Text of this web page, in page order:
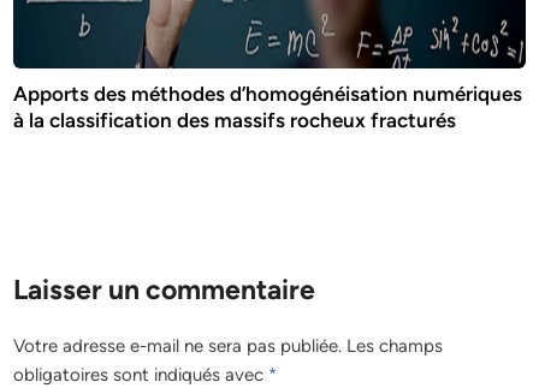
Apports des méthodes d’homogénéisation numériques
à la classification des massifs rocheux fracturés
Laisser un commentaire
Votre adresse e-mail ne sera pas publiée. Les champs
obligatoires sont indiqués avec *